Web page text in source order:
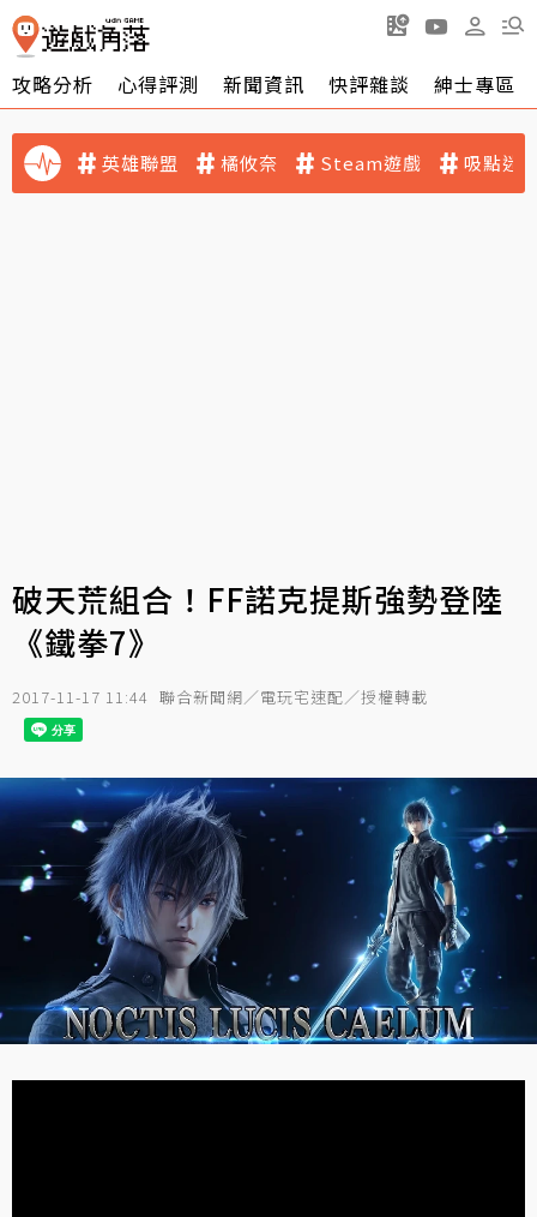
攻略分析 心得評測 新聞資訊 快評雜談 紳士專區
英雄聯盟 橘攸奈 Steam遊戲 吸點迷
破天荒組合！FF諾克提斯強勢登陸
《鐵拳7》
2017-11-17 11:44 聯合新聞網／電玩宅速配／授權轉載